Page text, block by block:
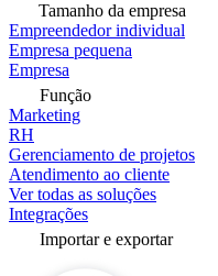
Tamanho da empresa
Empreendedor individual
Empresa pequena
Empresa
Função
Marketing
RH
Gerenciamento de projetos
Atendimento ao cliente
Ver todas as soluções
Integrações
Importar e exportar